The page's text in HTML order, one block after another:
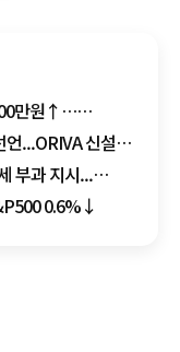
만원↑…
...ORIVA 신설
부과 지시...
0.6%↓